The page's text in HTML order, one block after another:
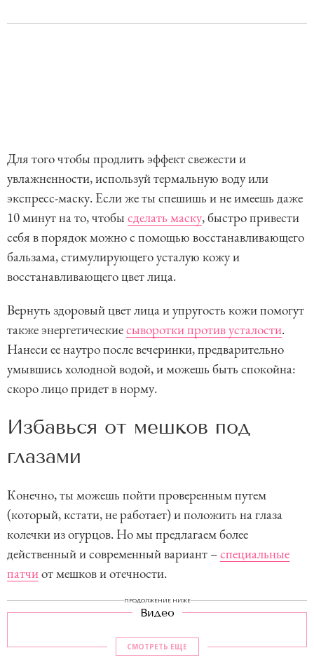
Для того чтобы продлить эффект свежести и
увлажненности, используй термальную воду или
экспресс-маску. Если же ты спешишь и не имеешь даже
10 минут на то, чтобы сделать маску, быстро привести
себя в порядок можно с помощью восстанавливающего
бальзама, стимулирующего усталую кожу и
восстанавливающего цвет лица.
Вернуть здоровый цвет лица и упругость кожи помогут
также энергетическиесыворотки против усталости.
Нанеси ее наутро после вечеринки, предварительно
умывшись холодной водой, и можешь быть спокойна:
скоро лицо придет в норму.
Избавься от мешков под
глазами
Конечно, ты можешь пойти проверенным путем
(который, кстати, не работает) и положить на глаза
колечки из огурцов. Но мы предлагаем более
действенный и современный вариант –специальные
патчиот мешков и отечности.
ПРОДОЛЖЕНИЕ НИЖЕ
Видео
СМОТРЕТЬ ЕЩЕ